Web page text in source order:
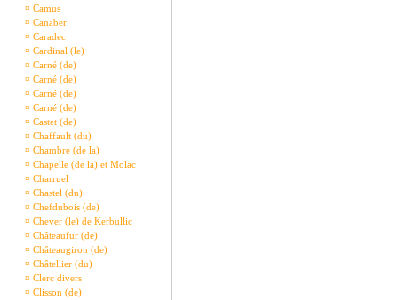
¤ Camus
¤ Canaber
¤ Caradec
¤ Cardinal (le)
¤ Carné (de)
¤ Carné (de)
¤ Carné (de)
¤ Carné (de)
¤ Castet (de)
¤ Chaffault (du)
¤ Chambre (de la)
¤ Chapelle (de la) et Molac
¤ Charruel
¤ Chastel (du)
¤ Chefdubois (de)
¤ Chever (le) de Kerbullic
¤ Châteaufur (de)
¤ Châteaugiron (de)
¤ Châtellier (du)
¤ Clerc divers
¤ Clisson (de)